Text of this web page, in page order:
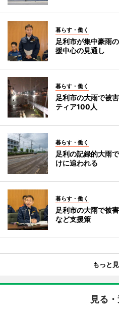
暮らす・働く
足利市が集中豪雨
援中心の見通し
暮らす・働く
足利市の大雨で被
ティア100人
暮らす・働く
足利の記録的大雨
けに追われる
暮らす・働く
足利市の大雨で被
など支援策
もっと
見る